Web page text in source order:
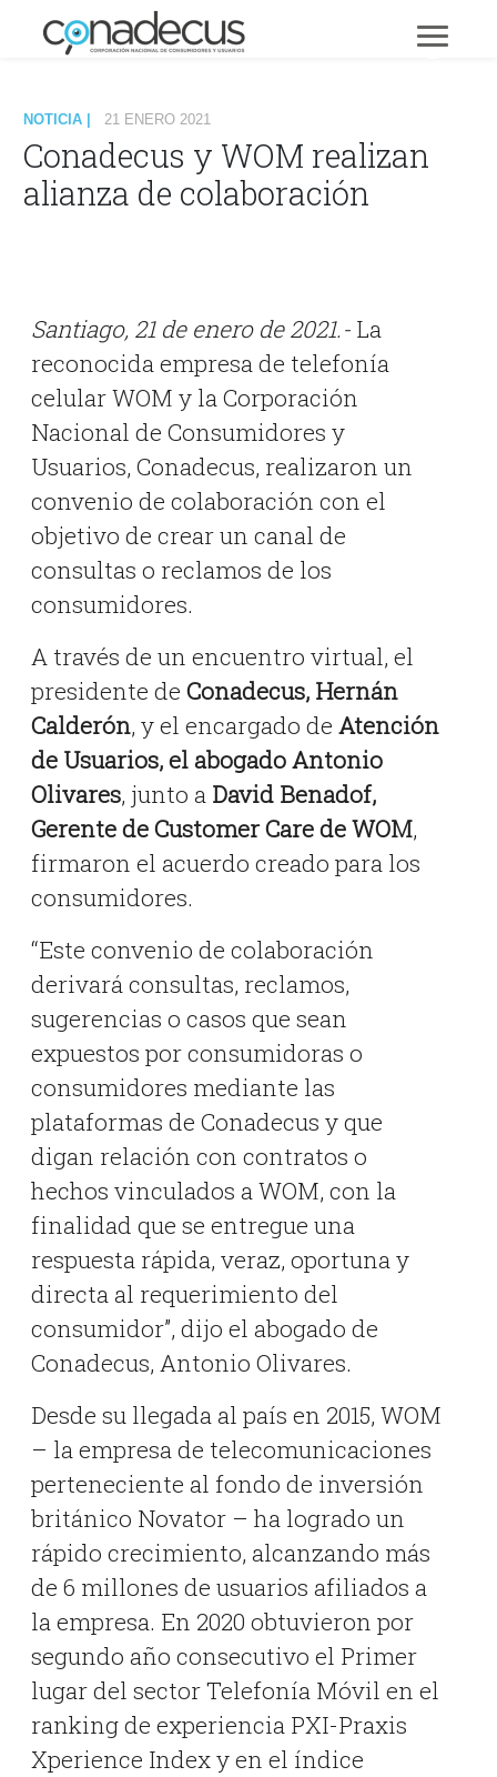
NOTICIA | 21 ENERO 2021
Conadecus y WOM realizan
alianza de colaboración
Santiago, 21 de enero de 2021.-La
reconocida empresa de telefonía
celular WOM y la Corporación
Nacional de Consumidores y
Usuarios, Conadecus, realizaron un
convenio de colaboración con el
objetivo de crear un canal de
consultas o reclamos de los
consumidores.
A través de un encuentro virtual, el
presidente de Conadecus, Hernán
Calderón, y el encargado de Atención
de Usuarios, el abogado Antonio
Olivares, junto a David Benadof,
Gerente de Customer Care de WOM,
firmaron el acuerdo creado para los
consumidores.
“Este convenio de colaboración
derivará consultas, reclamos,
sugerencias o casos que sean
expuestos por consumidoras o
consumidores mediante las
plataformas de Conadecus y que
digan relación con contratos o
hechos vinculados a WOM, con la
finalidad que se entregue una
respuesta rápida, veraz, oportuna y
directa al requerimiento del
consumidor”, dijo el abogado de
Conadecus, Antonio Olivares.
Desde su llegada al país en 2015, WOM
– la empresa de telecomunicaciones
perteneciente al fondo de inversión
británico Novator – ha logrado un
rápido crecimiento, alcanzando más
de 6 millones de usuarios afiliados a
la empresa. En 2020 obtuvieron por
segundo año consecutivo el Primer
lugar del sector Telefonía Móvil en el
ranking de experiencia PXI-Praxis
Xperience Index y en el índice